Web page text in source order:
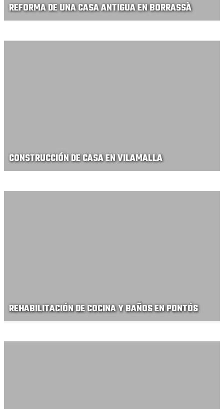
REFORMA DE UNA CASA ANTIGUA EN BORRASSÀ
CONSTRUCCIÓN DE CASA EN VILAMALLA
REHABILITACIÓN DE COCINA Y BAÑOS EN PONTÓS